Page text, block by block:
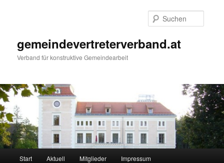
gemeindevertreterverband.at
Verband für konstruktive Gemeindearbeit
Start Aktuell Mitglieder Impressum